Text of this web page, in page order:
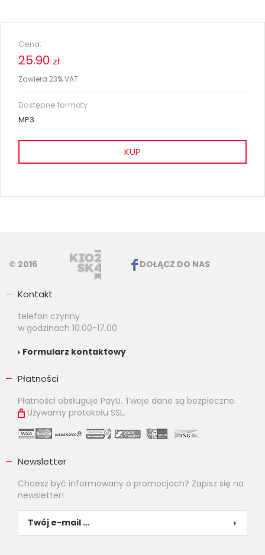
Cena:
25.90 zł
Zawiera 23% VAT
Dostępne formaty
MP3
KUP
© 2016 DOŁĄCZ DO NAS
Kontakt
telefon czynny
w godzinach 10.00-17.00
Formularz kontaktowy
Płatności
Płatności obsługuje PayU. Twoje dane są bezpieczne.
Używamy protokołu SSL.
Newsletter
Chcesz być informowany o promocjach? Zapisz się na
newsletter!